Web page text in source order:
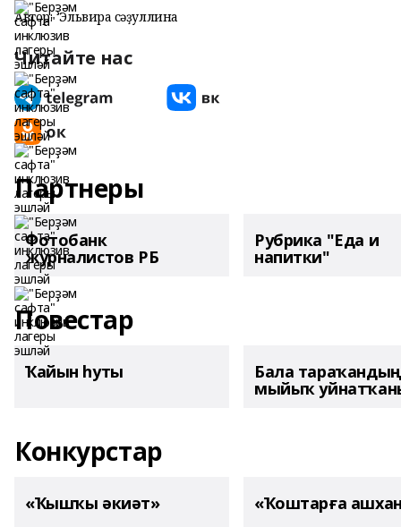
Автор: Эльвира Әсәҙуллина
Читайте нас
Партнеры
Фотобанк
журналистов РБ
Рубрика "Еда и
напитки"
Повестар
Ҡайын һуты Бала тараҡандың
мыйыҡ
Конкурстар
«Ҡышҡы әкиәт» «Ҡоштарға